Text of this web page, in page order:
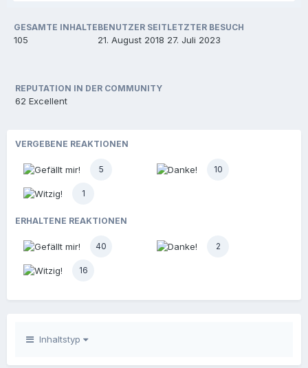
GESAMTE INHALTE
105
BENUTZER SEIT
21. August 2018
LETZTER BESUCH
27. Juli 2023
REPUTATION IN DER COMMUNITY
62 Excellent
VERGEBENE REAKTIONEN
5 10
1
ERHALTENE REAKTIONEN
40 2
16
Inhaltstyp